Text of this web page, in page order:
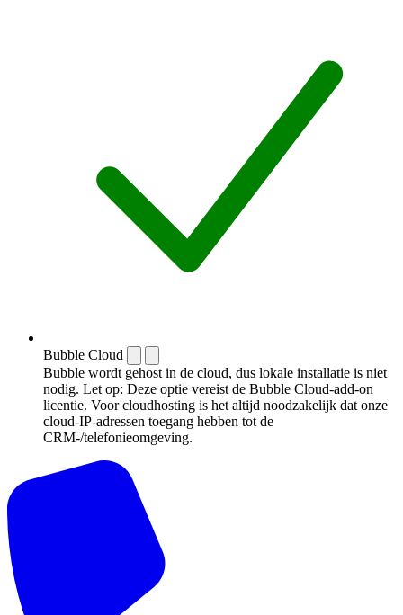
Bubble Cloud
Bubble wordt gehost in de cloud, dus lokale installatie is niet
nodig. Let op: Deze optie vereist de Bubble Cloud-add-on
licentie. Voor cloudhosting is het altijd noodzakelijk dat onze
cloud-IP-adressen toegang hebben tot de
CRM-/telefonieomgeving.